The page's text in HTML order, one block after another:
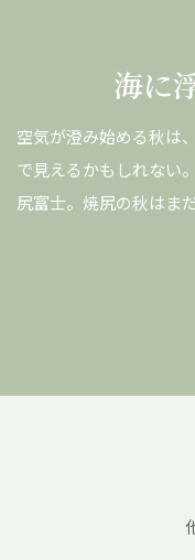
海に
空気が澄み始める秋は
で見えるかもしれない
尻富士。焼尻の秋はま